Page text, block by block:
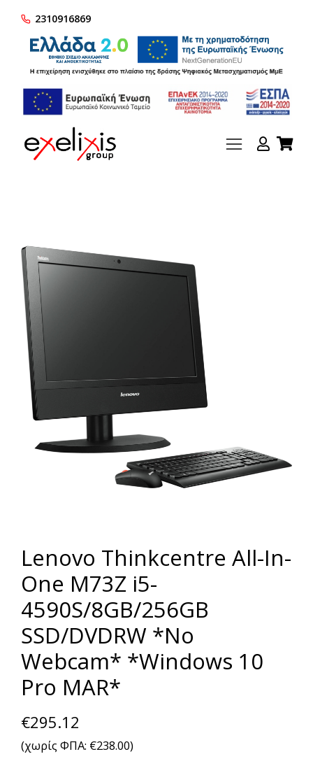
2310916869
Lenovo Thinkcentre All-In-
One M73Z i5-
4590S/8GB/256GB
SSD/DVDRW *No
Webcam* *Windows 10
Pro MAR*
€295.12
(χωρίς ΦΠΑ: €238.00)